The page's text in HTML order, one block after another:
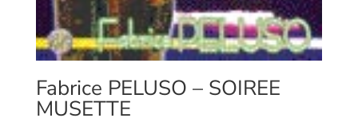
Fabrice PELUSO – SOIREE
MUSETTE